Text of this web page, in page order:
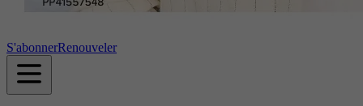
S'abonnerRenouveler